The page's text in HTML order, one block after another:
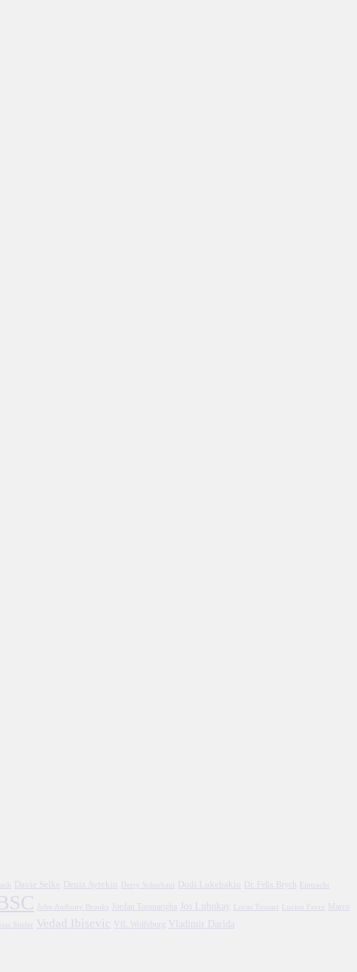
Davie Selke Deniz Aytekin Derry Scherhant Dodi Lukebakio Dr. Felix Brych
Jordan Torunarigha Jos Luhukay
Marco
Stieler Vedad Ibisevic VfL Wolfsburg Vladimir Darida